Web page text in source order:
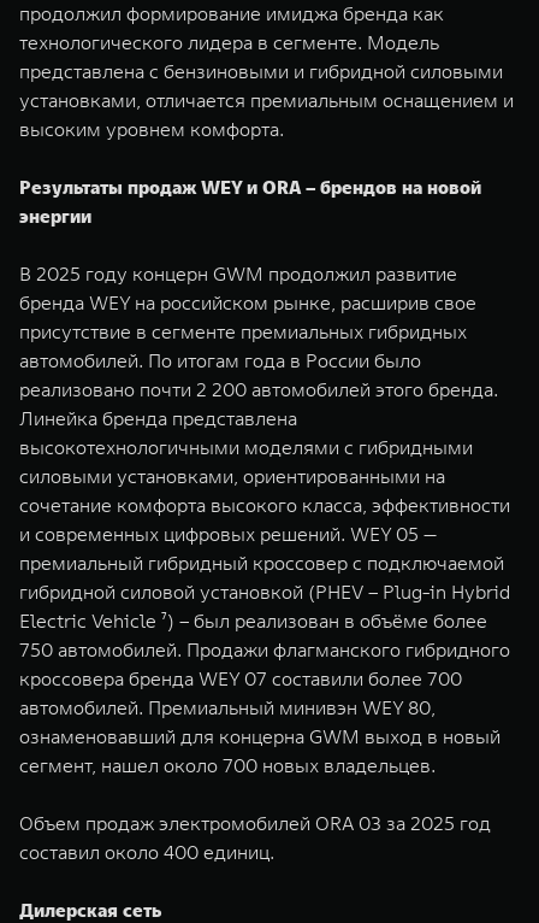
продолжил формирование имиджа бренда как
технологического лидера в сегменте. Модель
представлена с бензиновыми и гибридной силовыми
установками, отличается премиальным оснащением и
высоким уровнем комфорта.
Результаты продаж WEY и ORA – брендов на новой
энергии
В 2025 году концерн GWM продолжил развитие
бренда WEY на российском рынке, расширив свое
присутствие в сегменте премиальных гибридных
автомобилей. По итогам года в России было
реализовано почти 2 200 автомобилей этого бренда.
Линейка бренда представлена
высокотехнологичными моделями с гибридными
силовыми установками, ориентированными на
сочетание комфорта высокого класса, эффективности
и современных цифровых решений. WEY 05 —
премиальный гибридный кроссовер с подключаемой
гибридной силовой установкой (PHEV – Plug-in Hybrid
Electric Vehicle ⁷) – был реализован в объёме более
750 автомобилей. Продажи флагманского гибридного
кроссовера бренда WEY 07 составили более 700
автомобилей. Премиальный минивэн WEY 80,
ознаменовавший для концерна GWM выход в новый
сегмент, нашел около 700 новых владельцев.
Объем продаж электромобилей ORA 03 за 2025 год
составил около 400 единиц.
Дилерская сеть